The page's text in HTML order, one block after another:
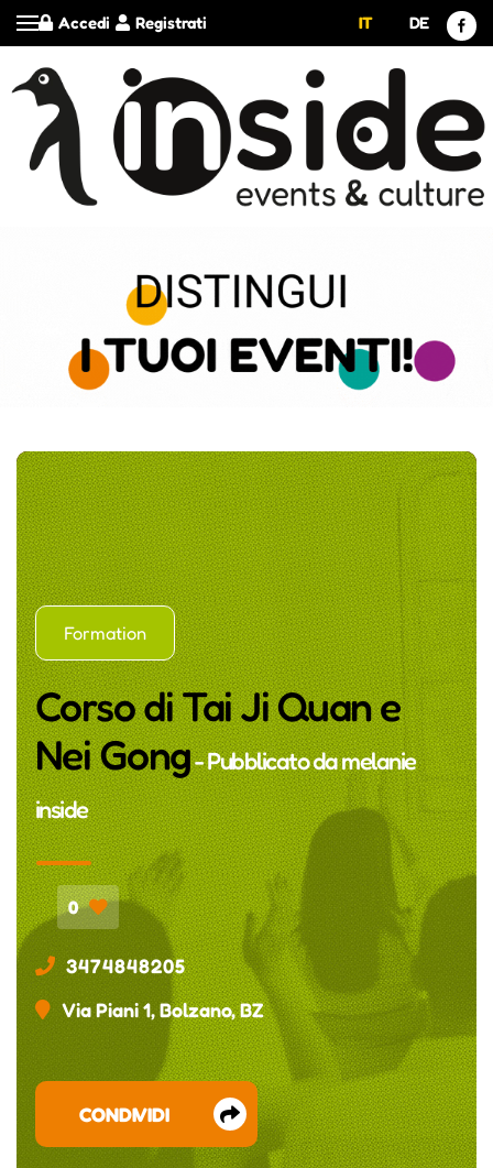
Registrati
Accedi IT DE
Formation
Corso di Tai Ji Quan e
Nei Gong- Pubblicato damelanie
inside
0
3474848205
Via Piani 1, Bolzano, BZ
CONDIVIDI